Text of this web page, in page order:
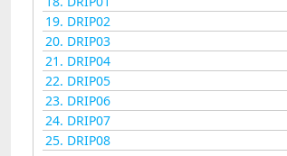
19. DRIP02
20. DRIP03
21. DRIP04
22. DRIP05
23. DRIP06
24. DRIP07
25. DRIP08